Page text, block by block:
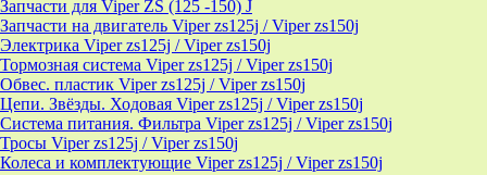
Запчасти для Viper ZS (125 -150) J
Запчасти на двигатель Viper zs125j / Viper zs150j
Электрика Viper zs125j / Viper zs150j
Тормозная система Viper zs125j / Viper zs150j
Обвес. пластик Viper zs125j / Viper zs150j
Цепи. Звёзды. Ходовая Viper zs125j / Viper zs150j
Система питания. Фильтра Viper zs125j / Viper zs150j
Тросы Viper zs125j / Viper zs150j
Колеса и комплектующие Viper zs125j / Viper zs150j